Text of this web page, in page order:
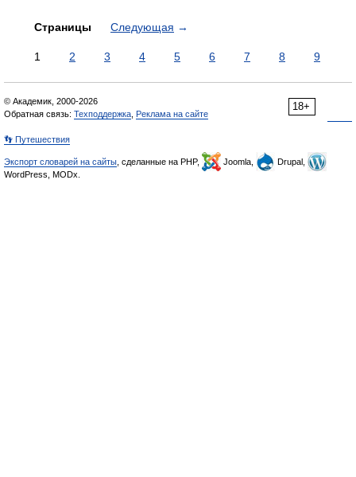
Страницы Следующая →
1 2 3 4 5 6 7 8 9
18+
© Академик, 2000-2026
Обратная связь: Техподдержка Реклама на сайте
👣 Путешествия
Экспорт словарей на сайты , сделанные на PHP, Joomla,
Drupal,
WordPress, MODx.